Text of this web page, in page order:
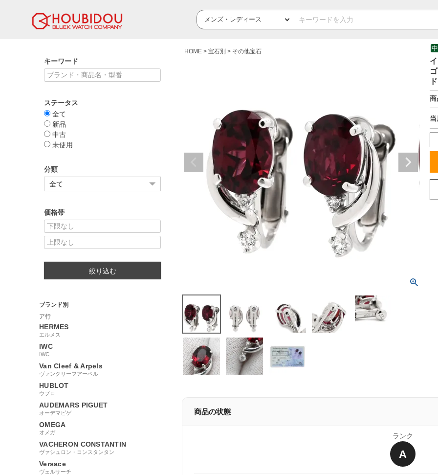
キーワード
ステータス
全て
新品
中古
未使用
分類
価格帯
絞り込む
ブランド別
ア行
HERMES
エルメス
IWC
IWC
Van Cleef & Arpels
ヴァンクリーフアーペル
HUBLOT
ウブロ
AUDEMARS PIGUET
オーデマピゲ
OMEGA
オメガ
VACHERON CONSTANTIN
ヴァシュロン・コンスタンタン
Versace
ヴェルサーチ
HOME 宝石別 その他宝石
商
商品の状態
ランク
A